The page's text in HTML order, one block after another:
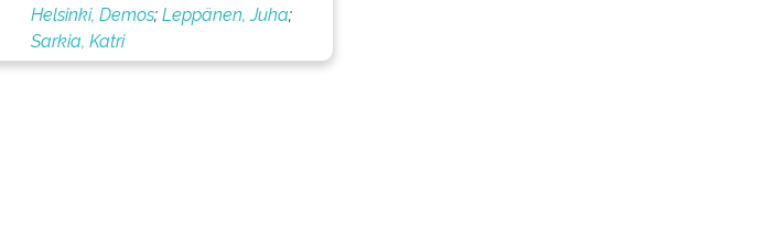
Helsinki, Demos;Leppänen, Juha;
Sarkia, Katri